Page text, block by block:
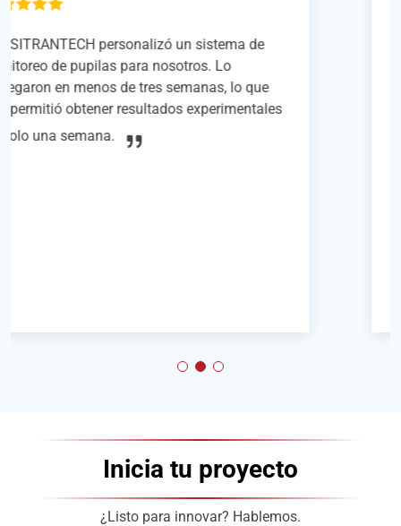
Integramos con éxito el sistema de fijación
de cabeza de SITRANTECH con la cinta de
correr para ratones (versión de disco) en
nuestros experimentos de imágenes in vivo de
dos fotones con ratones despiertos. El sistema
es fácil de usar, lo que permite un montaje y
Inicia tu proyecto
¿Listo para innovar? Hablemos.